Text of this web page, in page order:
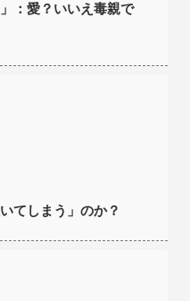
：愛？いいえ毒親で
てしまう」のか？